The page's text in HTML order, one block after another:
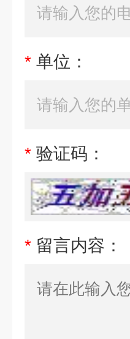
* 单位：
* 验证码：
* 留言内容：